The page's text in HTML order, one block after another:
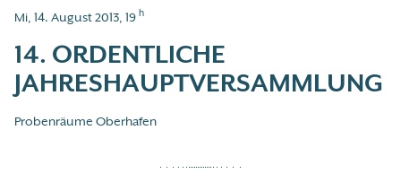
Mi, 14. August 2013, 19 h
14. ORDENTLICHE
JAHRESHAUPTVERSAMMLUNG
Probenräume Oberhafen